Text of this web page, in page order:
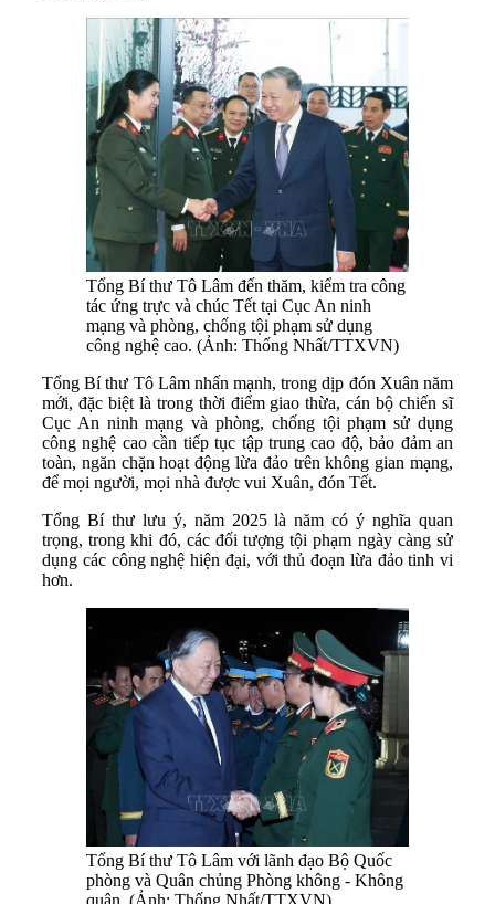
Tổng Bí thư Tô Lâm đến thăm, kiểm tra công
tác ứng trực và chúc Tết tại Cục An ninh
mạng và phòng, chống tội phạm sử dụng
công nghệ cao. (Ảnh: Thống Nhất/TTXVN)
Tổng Bí thư Tô Lâm nhấn mạnh, trong dịp đón Xuân năm
mới, đặc biệt là trong thời điểm giao thừa, cán bộ chiến sĩ
Cục An ninh mạng và phòng, chống tội phạm sử dụng
công nghệ cao cần tiếp tục tập trung cao độ, bảo đảm an
toàn, ngăn chặn hoạt động lừa đảo trên không gian mạng,
để mọi người, mọi nhà được vui Xuân, đón Tết.
Tổng Bí thư lưu ý, năm 2025 là năm có ý nghĩa quan
trọng, trong khi đó, các đối tượng tội phạm ngày càng sử
dụng các công nghệ hiện đại, với thủ đoạn lừa đảo tinh vi
hơn.
Tổng Bí thư Tô Lâm với lãnh đạo Bộ Quốc
phòng và Quân chủng Phòng không - Không